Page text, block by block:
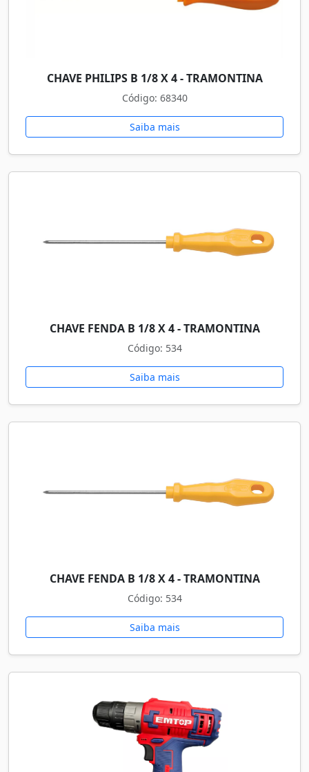
CHAVE PHILIPS B 1/8 X 4 - TRAMONTINA
Código: 68340
Saiba mais
CHAVE FENDA B 1/8 X 4 - TRAMONTINA
Código: 534
Saiba mais
CHAVE FENDA B 1/8 X 4 - TRAMONTINA
Código: 534
Saiba mais